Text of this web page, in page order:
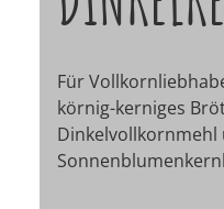
Für
körnig-kerniges
Dinkelvollkornmehl